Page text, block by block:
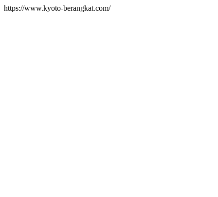
https://www.kyoto-berangkat.com/